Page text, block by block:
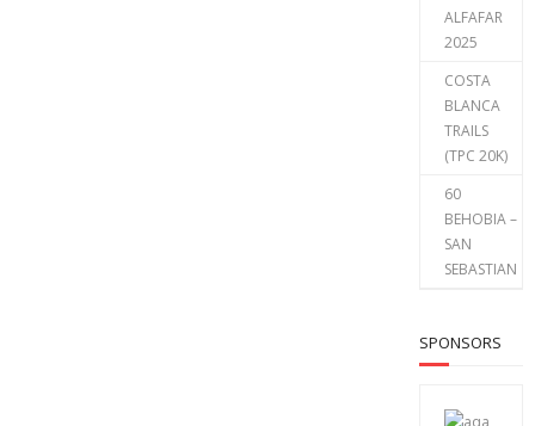
ALFAFAR
2025
COSTA
BLANCA
TRAILS
(TPC 20K)
60
BEHOBIA –
SAN
SEBASTIAN
SPONSORS